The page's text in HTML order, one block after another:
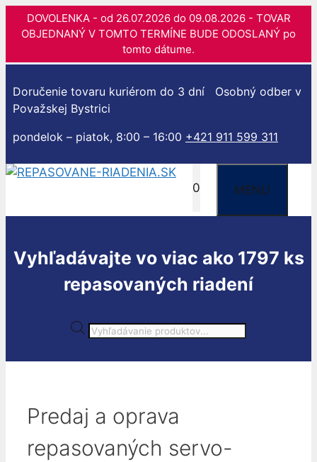
DOVOLENKA - od 26.07.2026 do 09.08.2026 - TOVAR
OBJEDNANÝ V TOMTO TERMÍNE BUDE ODOSLANÝ po
tomto dátume.
na
obsah
Doručenie tovaru kuriérom do 3 dní Osobný odber v
Považskej Bystrici
pondelok – piatok, 8:00 – 16:00 +421 911 599 311
0 MENU
Vyhľadávajte vo viac ako 1797 ks
repasovaných riadení
Products
Predaj a oprava
repasovaných servo-